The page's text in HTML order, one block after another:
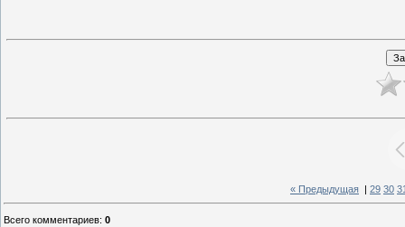
« Предыдущая 29 30
Всего комментариев: 0